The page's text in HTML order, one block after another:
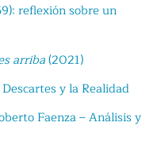
reflexión sobre un
arriba(2021)
y la Realidad
Faenza – Análisis y